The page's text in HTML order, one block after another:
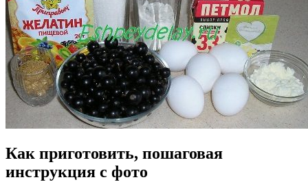
Как приготовить, пошаговая
инструкция с фото